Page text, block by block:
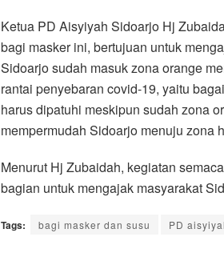
Ketua PD Aisyiyah Sidoarjo Hj
bagi masker ini, bertujuan untuk
Sidoarjo sudah masuk zona orange
rantai penyebaran covid-19, yaitu
harus dipatuhi meskipun sudah zona
mempermudah Sidoarjo menuju zona
Menurut Hj Zubaidah, kegiatan
bagian untuk mengajak masyarakat
Tags: bagi masker dan susu PD